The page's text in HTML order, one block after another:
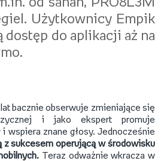
od sanah, PRO8L3M
Użytkownicy Empik
dostęp do aplikacji aż na
bacznie obserwuje zmieniające się
i jako ekspert promuje
wspiera znane głosy. Jednocześnie
z sukcesem operującą w środowisku
Teraz odważnie wkracza w